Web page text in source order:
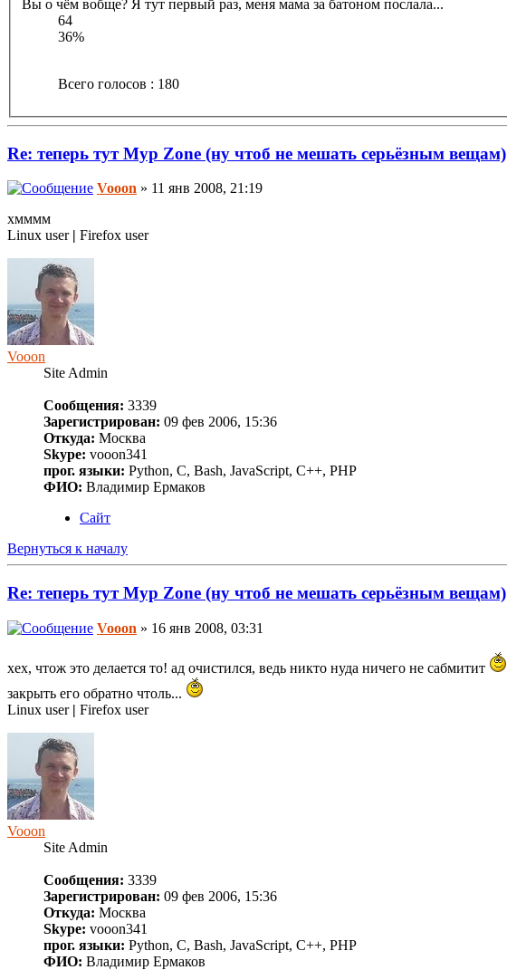
Вы о чём вобще? Я тут первый раз, меня мама за батоном послала...
64
36%
Всего голосов : 180
Re: теперь тут Myp Zone (ну чтоб не мешать серьёзным вещам)
Vooon » 11 янв 2008, 21:19
хмммм
Linux user | Firefox user
Vooon
Site Admin
Сообщения: 3339
Зарегистрирован: 09 фев 2006, 15:36
Откуда: Москва
Skype: vooon341
прог. языки: Python, C, Bash, JavaScript, C++, PHP
ФИО: Владимир Ермаков
Сайт
Вернуться к началу
Re: теперь тут Myp Zone (ну чтоб не мешать серьёзным вещам)
Vooon » 16 янв 2008, 03:31
хех, чтож это делается то! ад очистился, ведь никто нуда ничего не сабмитит
закрыть его обратно чтоль...
Linux user | Firefox user
Vooon
Site Admin
Сообщения: 3339
Зарегистрирован: 09 фев 2006, 15:36
Откуда: Москва
Skype: vooon341
прог. языки: Python, C, Bash, JavaScript, C++, PHP
ФИО: Владимир Ермаков